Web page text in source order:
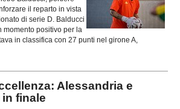
il reparto in vista
di serie D. Balducci
momento positivo per la
in classifica con 27 punti nel girone A,
Alessandria e
finale